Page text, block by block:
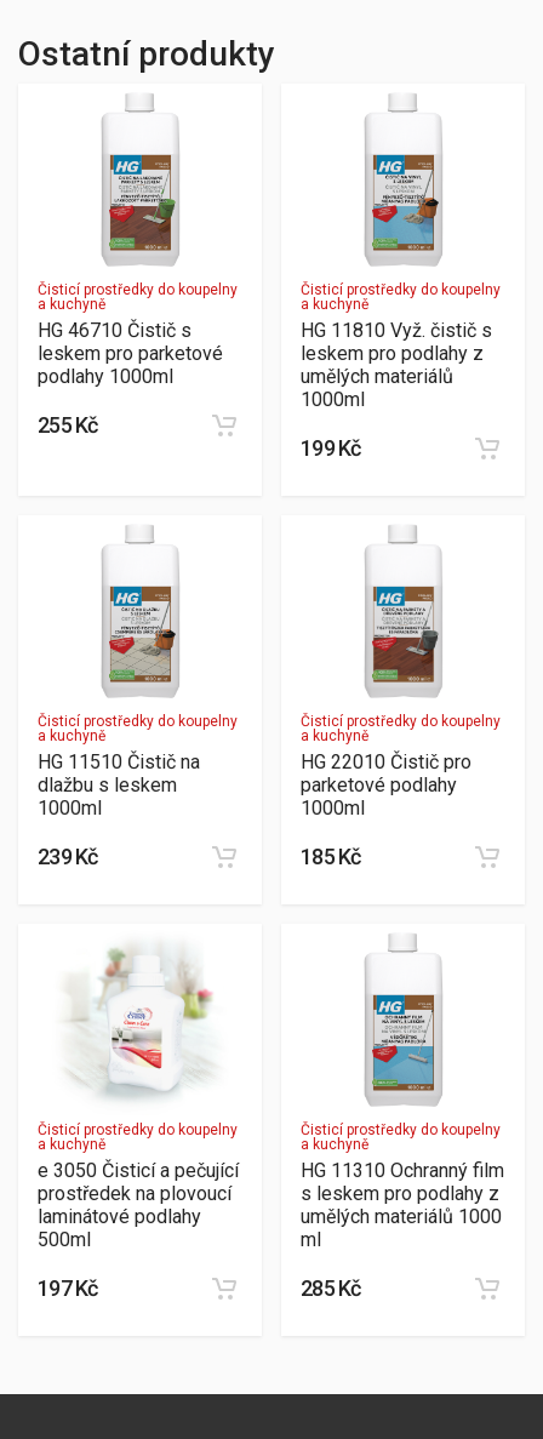
Ostatní produkty
Čisticí prostředky do koupelny
a kuchyně
HG 46710 Čistič s
leskem pro parketové
podlahy 1000ml
255 Kč
Čisticí prostředky do koupelny
a kuchyně
HG 11810 Vyž. čistič s
leskem pro podlahy z
umělých materiálů
1000ml
199 Kč
Čisticí prostředky do koupelny
a kuchyně
HG 11510 Čistič na
dlažbu s leskem
1000ml
239 Kč
Čisticí prostředky do koupelny
a kuchyně
HG 22010 Čistič pro
parketové podlahy
1000ml
185 Kč
Čisticí prostředky do koupelny
a kuchyně
e 3050 Čisticí a pečující
prostředek na plovoucí
laminátové podlahy
500ml
197 Kč
Čisticí prostředky do koupelny
a kuchyně
HG 11310 Ochranný film
s leskem pro podlahy z
umělých materiálů 1000
ml
285 Kč